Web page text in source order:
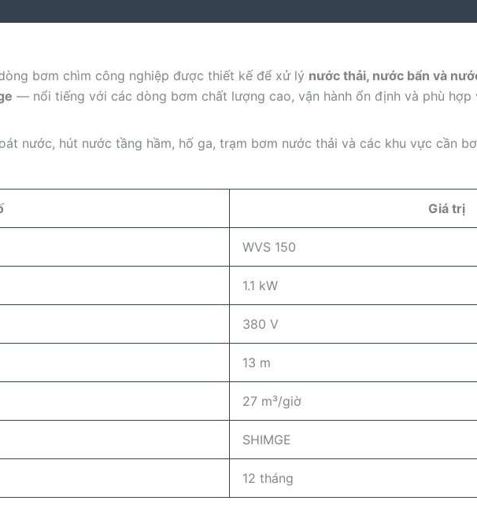
bơm chìm công nghiệp được thiết kế để xử lý nước thải, nước bẩn và
— nổi tiếng với các dòng bơm chất lượng cao, vận hành ổn định và phù hợp
nước, hút nước tầng hầm, hố ga, trạm bơm nước thải và các khu vực cần
Giá trị
WVS 150
1.1 kW
380 V
13 m
27 m³/giờ
SHIMGE
12 tháng